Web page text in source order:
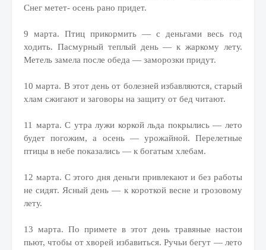
Снег метет- осень рано придет.
9 марта. Птиц прикормить — с деньгами весь год
ходить. Пасмурный теплый день — к жаркому лету.
Метель замела после обеда — заморозки придут.
10 марта. В этот день от болезней избавляются, старый
хлам сжигают и заговоры на защиту от бед читают.
11 марта. С утра лужи коркой льда покрылись — лето
будет погожим, а осень — урожайной. Перелетные
птицы в небе показались — к богатым хлебам.
12 марта. С этого дня деньги привлекают и без работы
не сидят. Ясный день — к короткой весне и грозовому
лету.
13 марта. По примете в этот день травяные настои
пьют, чтобы от хворей избавиться. Ручьи бегут — лето